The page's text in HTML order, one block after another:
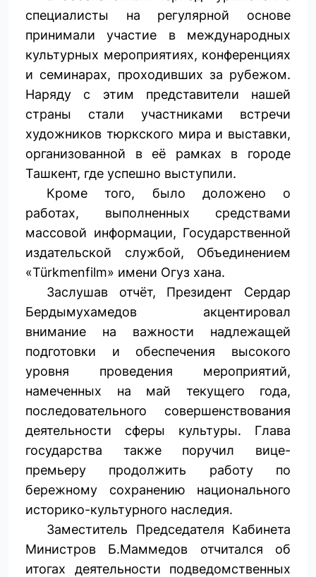
специалисты на регулярной основе
принимали участие в международных
культурных мероприятиях, конференциях
и семинарах, проходивших за рубежом.
Наряду с этим представители нашей
страны стали участниками встречи
художников тюркского мира и выставки,
организованной в её рамках в городе
Ташкент, где успешно выступили.
Кроме того, было доложено о
работах, выполненных средствами
массовой информации, Государственной
издательской службой, Объединением
«Türkmenfilm» имени Огуз хана.
Заслушав отчёт, Президент Сердар
Бердымухамедов акцентировал
внимание на важности надлежащей
подготовки и обеспечения высокого
уровня проведения мероприятий,
намеченных на май текущего года,
последовательного совершенствования
деятельности сферы культуры. Глава
государства также поручил вице-
премьеру продолжить работу по
бережному сохранению национального
историко-культурного наследия.
Заместитель Председателя Кабинета
Министров Б.Маммедов отчитался об
итогах деятельности подведомственных